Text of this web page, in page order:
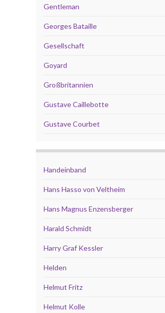
Gentleman
Georges Bataille
Gesellschaft
Goyard
Großbritannien
Gustave Caillebotte
Gustave Courbet
Handeinband
Hans Hasso von Veltheim
Hans Magnus Enzensberger
Harald Schmidt
Harry Graf Kessler
Helden
Helmut Fritz
Helmut Kolle